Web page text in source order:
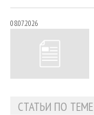
08.07.2026
СТАТЬИ ПО ТЕМЕ